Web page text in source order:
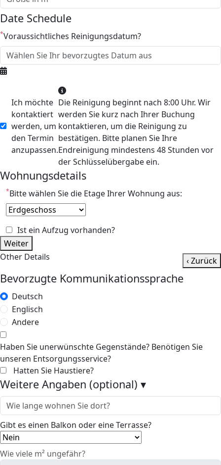
Date Schedule
*Voraussichtliches Reinigungsdatum?
Ich möchte
kontaktiert
werden, um
den Termin
anzupassen.
Die Reinigung beginnt nach 8:00 Uhr. Wir
werden Sie kurz nach Ihrer Buchung
kontaktieren, um die Reinigung zu
bestätigen. Bitte planen Sie Ihre
Endreinigung mindestens 48 Stunden vor
der Schlüsselübergabe ein.
Wohnungsdetails
*Bitte wählen Sie die Etage Ihrer Wohnung aus:
Ist ein Aufzug vorhanden?
Weiter
Other Details
‹ Zurück
Bevorzugte Kommunikationssprache
Deutsch
Englisch
Andere
Haben Sie unerwünschte Gegenstände? Benötigen Sie
unseren Entsorgungsservice?
Hatten Sie Haustiere?
Weitere Angaben (optional) ▾
Gibt es einen Balkon oder eine Terrasse?
Wie viele m² ungefähr?